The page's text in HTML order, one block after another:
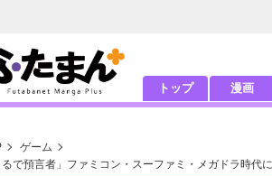
トップ 漫画
ゲーム
るで預言者」ファミコン・スーファミ・メガドラ時代